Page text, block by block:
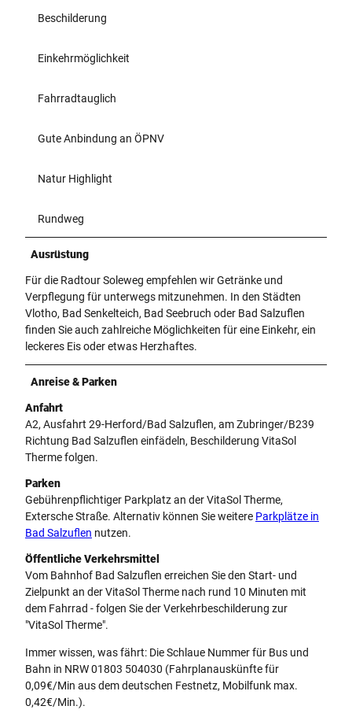
Beschilderung
Einkehrmöglichkeit
Fahrradtauglich
Gute Anbindung an ÖPNV
Natur Highlight
Rundweg
Ausrüstung
Für die Radtour Soleweg empfehlen wir Getränke und
Verpflegung für unterwegs mitzunehmen. In den Städten
Vlotho, Bad Senkelteich, Bad Seebruch oder Bad Salzuflen
finden Sie auch zahlreiche Möglichkeiten für eine Einkehr, ein
leckeres Eis oder etwas Herzhaftes.
Anreise & Parken
Anfahrt
A2, Ausfahrt 29-Herford/Bad Salzuflen, am Zubringer/B239
Richtung Bad Salzuflen einfädeln, Beschilderung VitaSol
Therme folgen.
Parken
Gebührenpflichtiger Parkplatz an der VitaSol Therme,
Extersche Straße. Alternativ können Sie weitere Parkplätze in
Bad Salzuflen nutzen.
Öffentliche Verkehrsmittel
Vom Bahnhof Bad Salzuflen erreichen Sie den Start- und
Zielpunkt an der VitaSol Therme nach rund 10 Minuten mit
dem Fahrrad - folgen Sie der Verkehrbeschilderung zur
"VitaSol Therme".
Immer wissen, was fährt: Die Schlaue Nummer für Bus und
Bahn in NRW 01803 504030 (Fahrplanauskünfte für
0,09€/Min aus dem deutschen Festnetz, Mobilfunk max.
0,42€/Min.).